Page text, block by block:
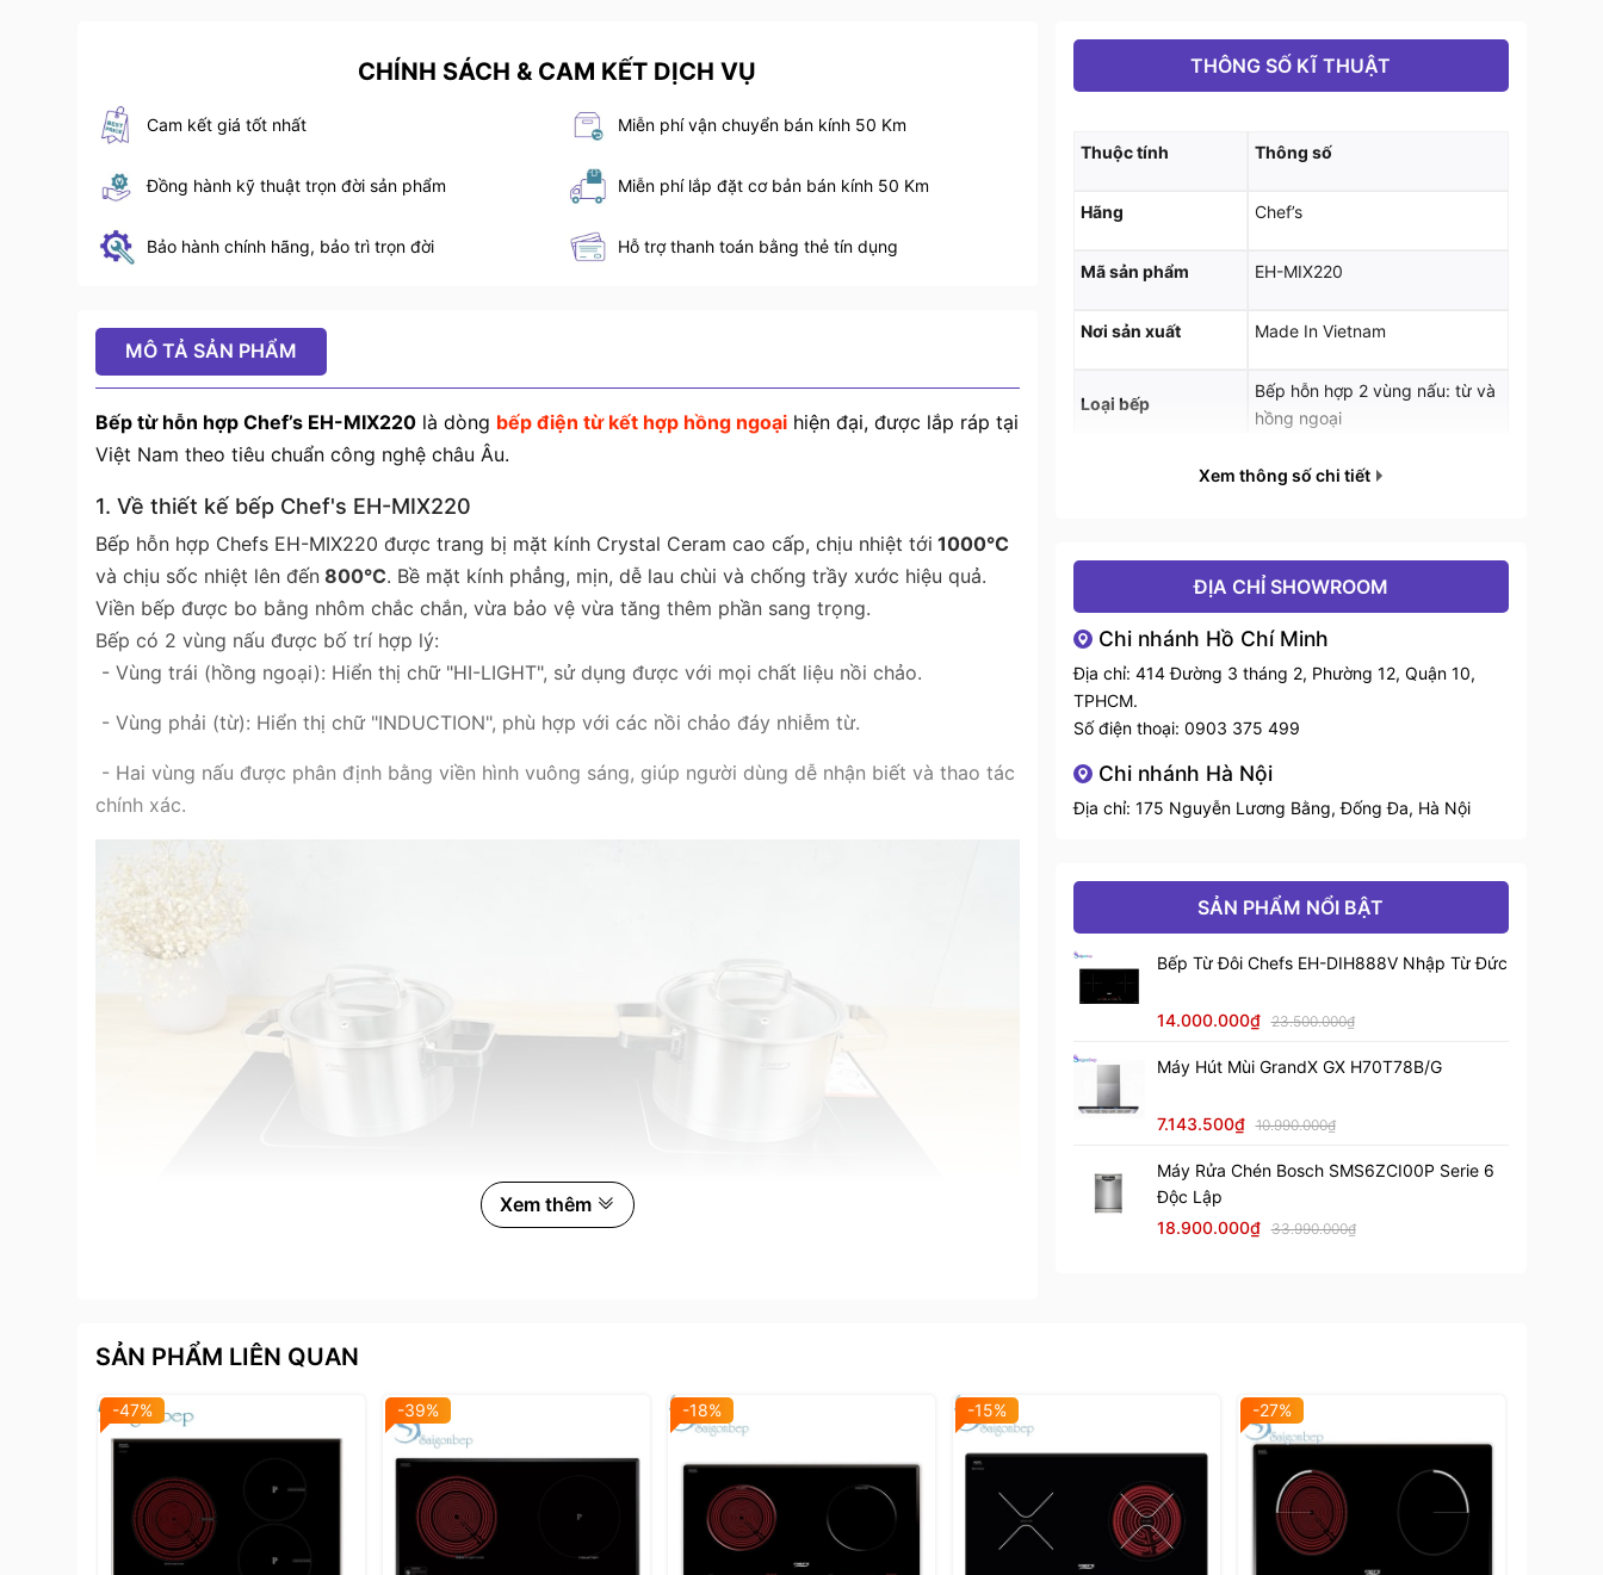
CHÍNH SÁCH & CAM KẾT DỊCH VỤ
Cam kết giá tốt nhất Miễn phí vận chuyển bán kính 50 Km
Đồng hành kỹ thuật trọn đời sản phẩm Miễn phí lắp đặt cơ bản bán kính 50 Km
Bảo hành chính hãng, bảo trì trọn đời Hỗ trợ thanh toán bằng thẻ tín dụng
MÔ TẢ SẢN PHẨM
Bếp từ hỗn hợp Chef’s EH-MIX220là dòng bếp điện từ kết hợp hồng ngoạihiện đại, được lắp ráp tại
Việt Nam theo tiêu chuẩn công nghệ châu Âu.
1. Về thiết kế bếp Chef's EH-MIX220
Bếp hỗn hợp Chefs EH-MIX220 được trang bị mặt kính Crystal Ceram cao cấp, chịu nhiệt tới 1000°C
và chịu sốc nhiệt lên đến800°C. Bề mặt kính phẳng, mịn, dễ lau chùi và chống trầy xước hiệu quả.
Viền bếp được bo bằng nhôm chắc chắn, vừa bảo vệ vừa tăng thêm phần sang trọng.
Bếp có 2 vùng nấu được bố trí hợp lý:
- Vùng trái (hồng ngoại): Hiển thị chữ "HI-LIGHT", sử dụng được với mọi chất liệu nồi chảo.
- Vùng phải (từ): Hiển thị chữ "INDUCTION", phù hợp với các nồi chảo đáy nhiễm từ.
- Hai vùng nấu được phân định bằng viền hình vuông sáng, giúp người dùng dễ nhận biết và thao tác
chính xác.
Vùng nấu hồng ngoại bên trái kí hiệu"HI-LIGHT" và vùng nấu từ bên phải kí hiệu "INDUCTION"
2. Về công suất
Mỗi vùng nấu đều có công suất hoạt động độc lập, tổng công suất tối đa lên đến 4400W, giúp làm
chín thức ăn nhanh chóng và tiết kiệm thời gian:
- Vùng từ: Công suất tối đa 2200W, có chức năng Booster tăng tốc làm nóng tức thì, hỗ trợ nhận
Xem thêm
THÔNG SỐ KĨ THUẬT
Thuộc tính Thông số
Hãng Chef’s
Mã sản phẩm EH-MIX220
Nơi sản xuất Made In Vietnam
Loại bếp
Bếp hỗn hợp 2 vùng nấu: từ và
hồng ngoại
2 bảng điều khiển riêng biệt
Tính năng
Cảnh báo quá nhiệt
Khóa trẻ em
Tự động tắt bếp khi để quên,
Mặt kính Crystal Ceram
Mâm từ EGO (Đức)
Số vùng nấu 2 vùng
Công suất tổng 4400W
Kích thước bếp
Kích thước khoét
660x380 mm
Bảo hành
Xem thông số chi tiết
ĐỊA CHỈ SHOWROOM
Chi nhánh Hồ Chí Minh
Địa chỉ: 414 Đường 3 tháng 2, Phường 12, Quận 10,
TPHCM.
Số điện thoại: 0903 375 499
Chi nhánh Hà Nội
Địa chỉ: 175 Nguyễn Lương Bằng, Đống Đa, Hà Nội
SẢN PHẨM NỔI BẬT
Bếp Từ Đôi Chefs EH-DIH888V Nhập Từ Đức
14.000.000₫ 23.500.000₫
Máy Hút Mùi GrandX GX H70T78B/G
7.143.500₫ 10.990.000₫
Máy Rửa Chén Bosch SMS6ZCI00P Serie 6
Độc Lập
18.900.000₫ 33.990.000₫
SẢN PHẨM LIÊN QUAN
-47% -39% -18% -15% -27%